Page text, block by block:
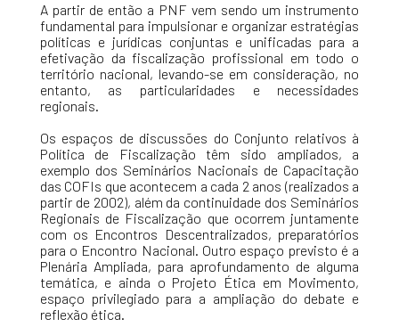
A partir de então a PNF vem sendo um instrumento
fundamental para impulsionar e organizar estratégias
políticas e jurídicas conjuntas e unificadas para a
efetivação da fiscalização profissional em todo o
território nacional, levando-se em consideração, no
entanto, as particularidades e necessidades
regionais.
Os espaços de discussões do Conjunto relativos à
Política de Fiscalização têm sido ampliados, a
exemplo dos Seminários Nacionais de Capacitação
das COFIs que acontecem a cada 2 anos (realizados a
partir de 2002), além da continuidade dos Seminários
Regionais de Fiscalização que ocorrem juntamente
com os Encontros Descentralizados, preparatórios
para o Encontro Nacional. Outro espaço previsto é a
Plenária Ampliada, para aprofundamento de alguma
temática, e ainda o Projeto Ética em Movimento,
espaço privilegiado para a ampliação do debate e
reflexão ética.